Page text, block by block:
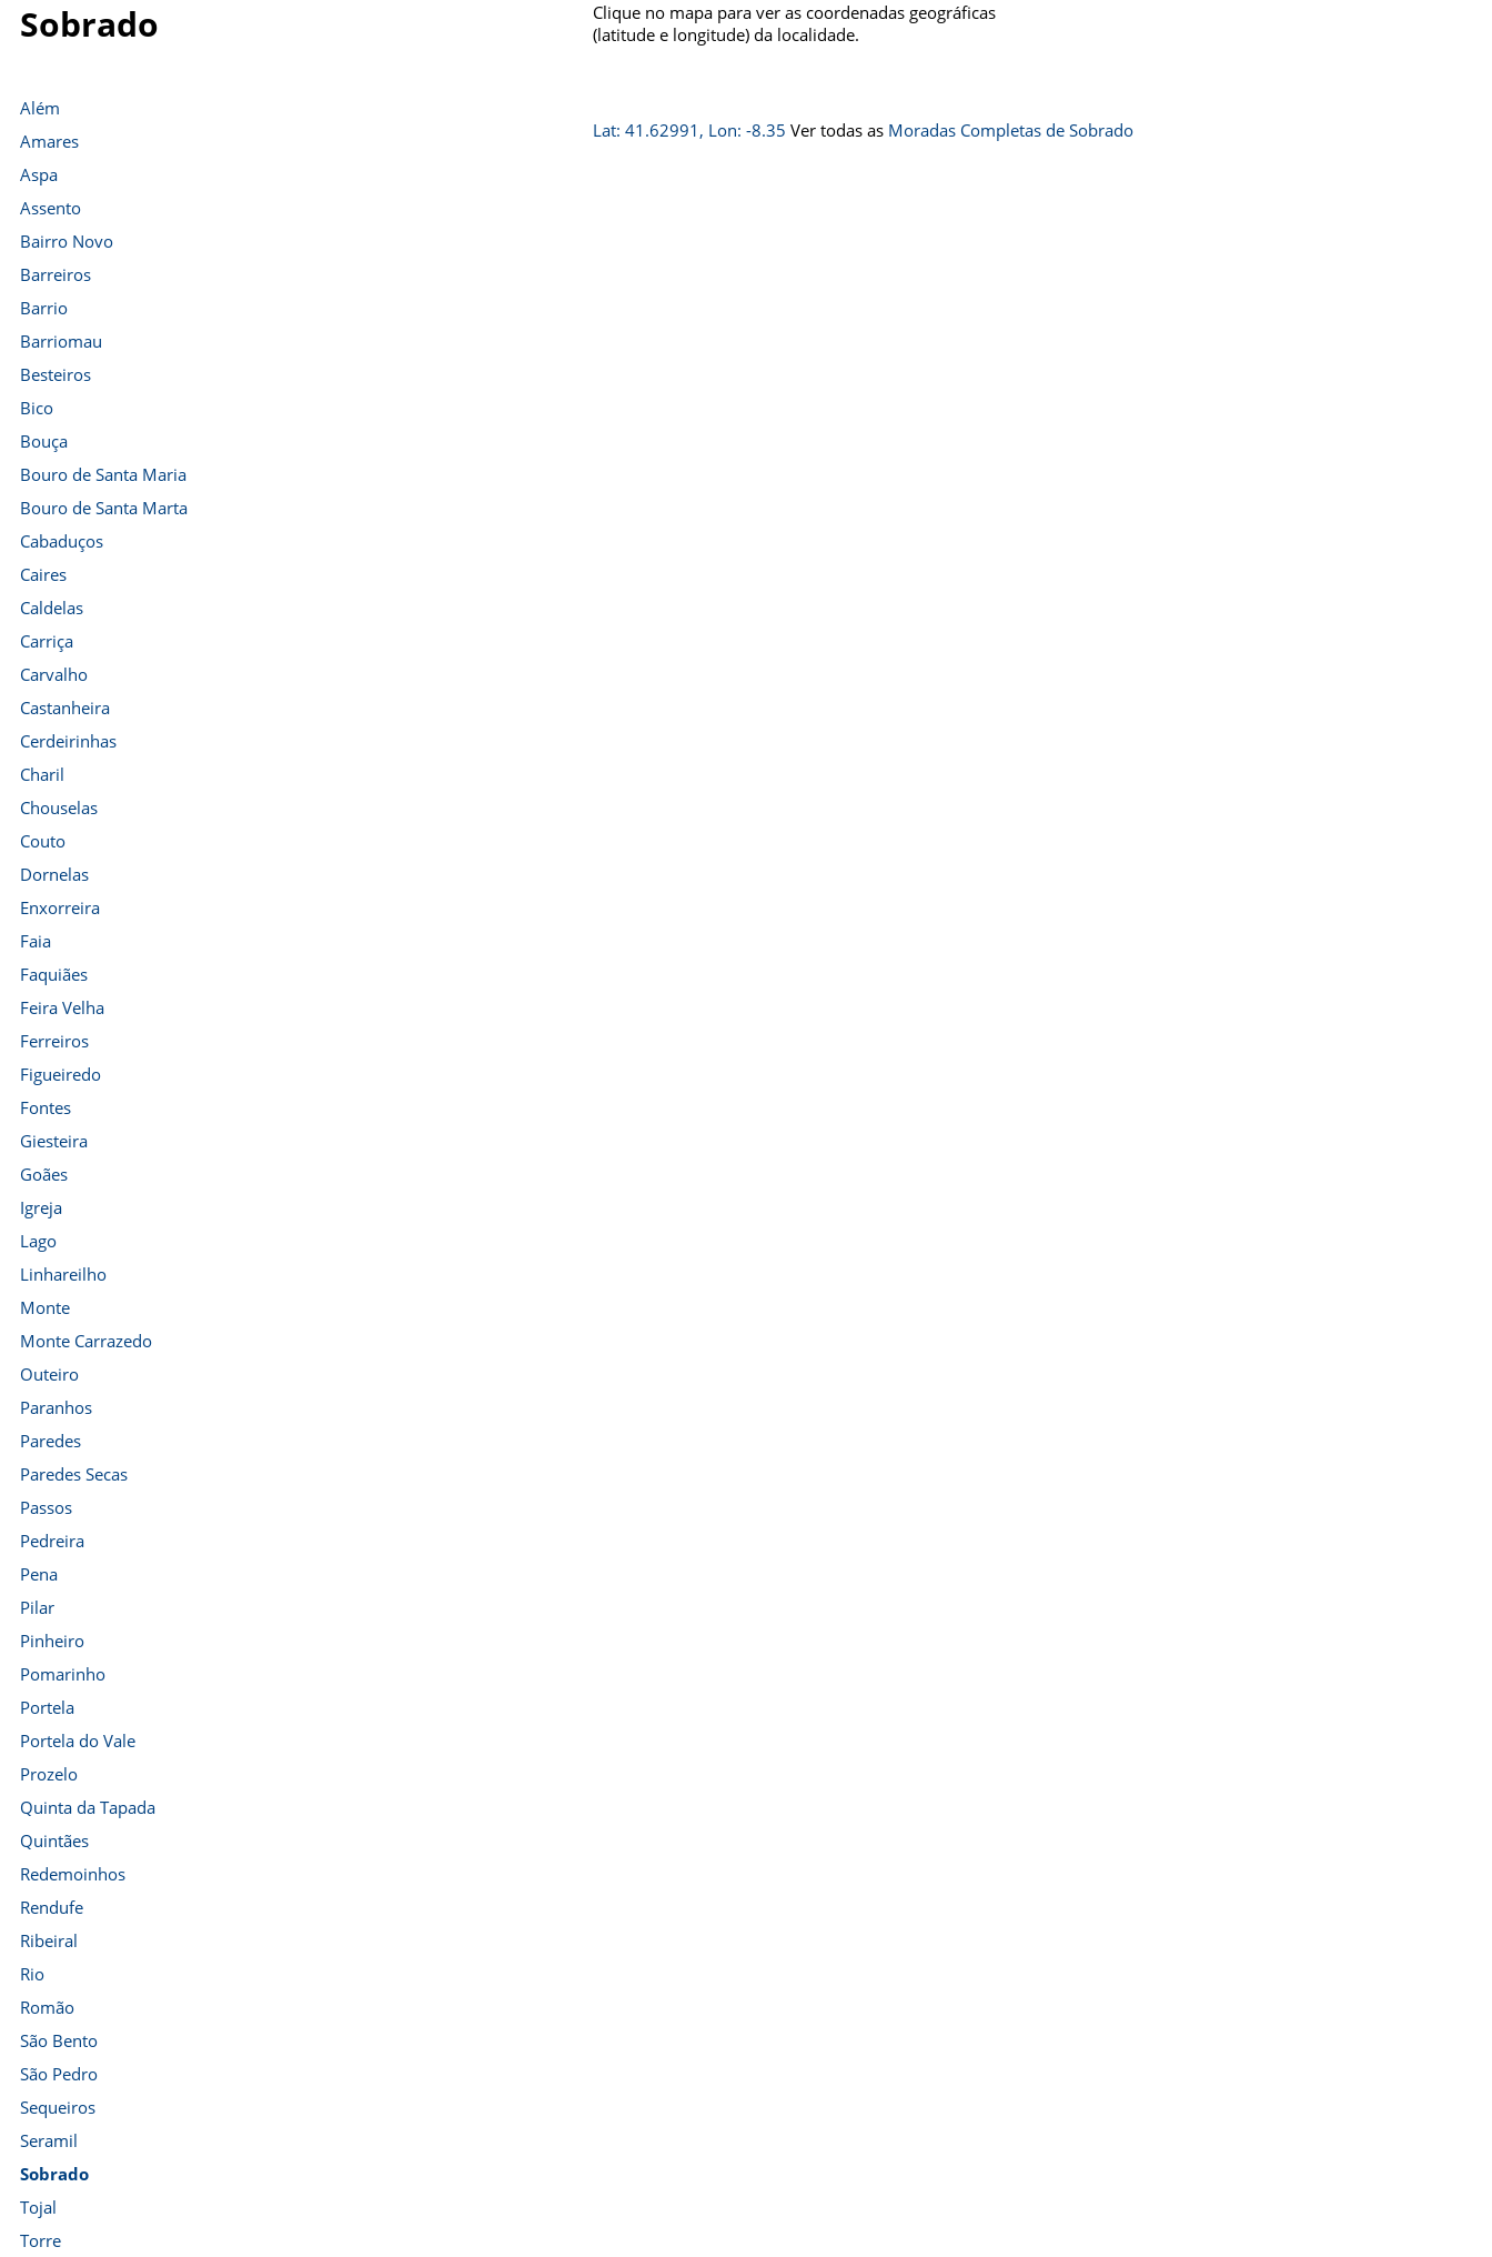
Sobrado
Clique no mapa para ver as coordenadas geográficas
(latitude e longitude) da localidade.
Além
Amares
Aspa
Assento
Bairro Novo
Barreiros
Barrio
Barriomau
Besteiros
Bico
Bouça
Bouro de Santa Maria
Bouro de Santa Marta
Cabaduços
Caires
Caldelas
Carriça
Carvalho
Castanheira
Cerdeirinhas
Charil
Chouselas
Couto
Dornelas
Enxorreira
Faia
Faquiães
Feira Velha
Ferreiros
Figueiredo
Fontes
Giesteira
Goães
Igreja
Lago
Linhareilho
Monte
Monte Carrazedo
Outeiro
Paranhos
Paredes
Paredes Secas
Passos
Pedreira
Pena
Pilar
Pinheiro
Pomarinho
Portela
Portela do Vale
Prozelo
Quinta da Tapada
Quintães
Redemoinhos
Rendufe
Ribeiral
Rio
Romão
São Bento
São Pedro
Sequeiros
Seramil
Sobrado
Tojal
Torre
Lat: 41.62991, Lon: -8.35 Ver todas as Moradas Completas de Sobrado